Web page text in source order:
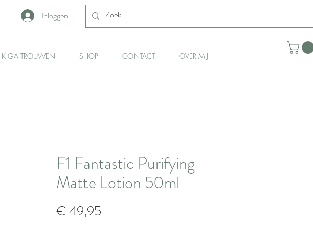
Inloggen
IK GA TROUWEN SHOP CONTACT OVER MIJ
F1 Fantastic Purifying
Matte Lotion 50ml
€ 49,95